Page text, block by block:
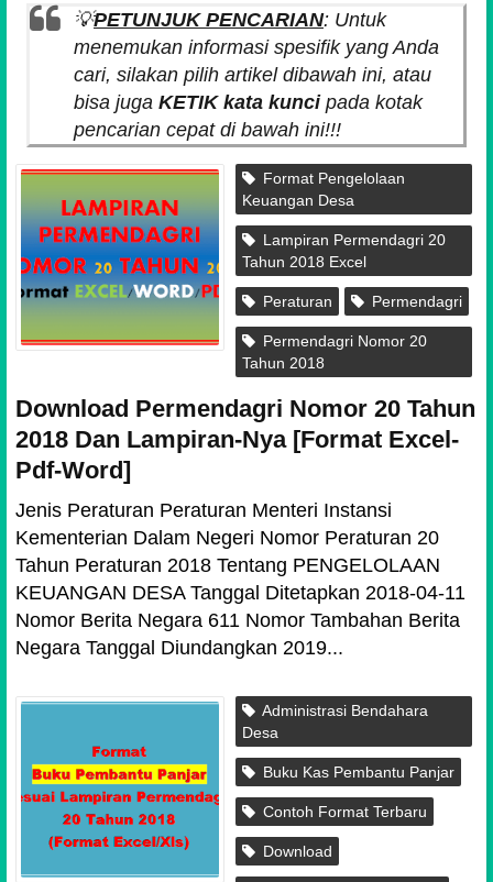
💡PETUNJUK PENCARIAN: Untuk
menemukan informasi spesifik yang Anda
cari, silakan pilih artikel dibawah ini, atau
bisa juga KETIK kata kuncipada kotak
pencarian cepat di bawah ini!!!
Format Pengelolaan
Keuangan Desa
Lampiran Permendagri 20
Tahun 2018 Excel
Peraturan Permendagri
Permendagri Nomor 20
Tahun 2018
Download Permendagri Nomor 20 Tahun
2018 Dan Lampiran-Nya [Format Excel-
Pdf-Word]
Jenis Peraturan Peraturan Menteri Instansi
Kementerian Dalam Negeri Nomor Peraturan 20
Tahun Peraturan 2018 Tentang PENGELOLAAN
KEUANGAN DESA Tanggal Ditetapkan 2018-04-11
Nomor Berita Negara 611 Nomor Tambahan Berita
Negara Tanggal Diundangkan 2019...
Administrasi Bendahara
Desa
Buku Kas Pembantu Panjar
Contoh Format Terbaru
Download